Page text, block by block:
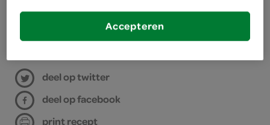
bakplaat met bakpapier
bereiden
deel op twitter
deel op facebook
print recept
Accepteren